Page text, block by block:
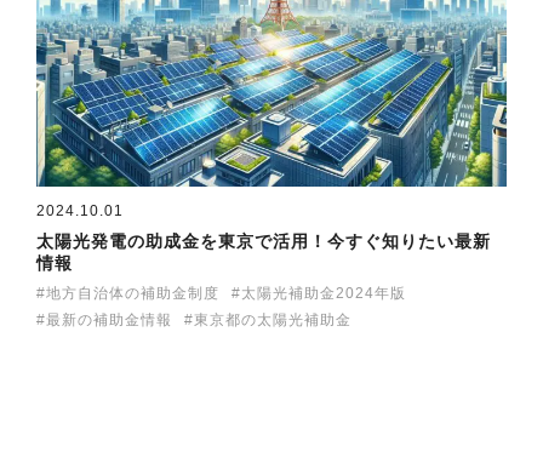
2024.10.01
太陽光発電の助成金を東京で活用！今すぐ知りたい最新
情報
地方自治体の補助金制度
太陽光補助金2024年版
最新の補助金情報
東京都の太陽光補助金